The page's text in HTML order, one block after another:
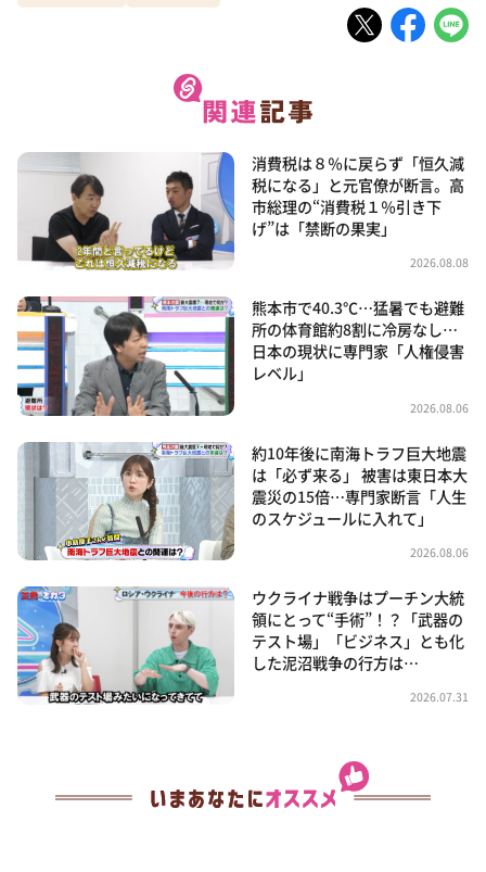
消費税は８％に戻らず「恒久減
税になる」と元官僚が断言。高
市総理の“消費税１％引き下
げ”は「禁断の果実」
2026.08.08
熊本市で40.3℃…猛暑でも避難
所の体育館約8割に冷房なし…
日本の現状に専門家「人権侵害
レベル」
2026.08.06
約10年後に南海トラフ巨大地震
は「必ず来る」 被害は東日本大
震災の15倍…専門家断言「人生
のスケジュールに入れて」
2026.08.06
ウクライナ戦争はプーチン大統
領にとって“手術”！？「武器の
テスト場」「ビジネス」とも化
した泥沼戦争の行方は…
2026.07.31